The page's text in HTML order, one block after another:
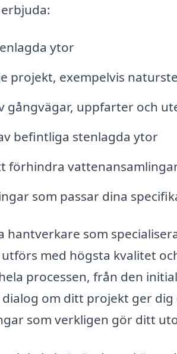
ytor
projekt, exempelvis
gångvägar, uppfarter och
befintliga stenlagda ytor
förhindra
som passar dina
som
med högsta kvalitet
processen, från den
om ditt projekt ger
som verkligen gör ditt